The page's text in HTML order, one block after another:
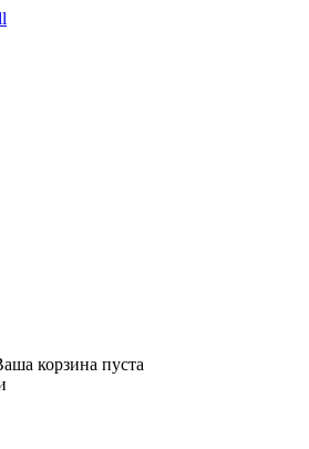
корзина пуста